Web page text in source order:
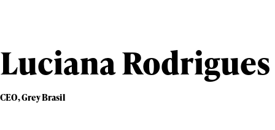
Luciana Rodrigues
CEO, Grey Brasil